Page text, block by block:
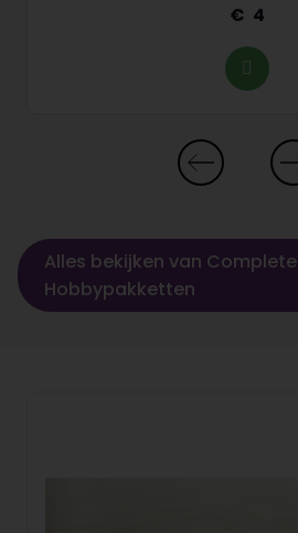
4
Alles bekijken van Complete
Hobbypakketten